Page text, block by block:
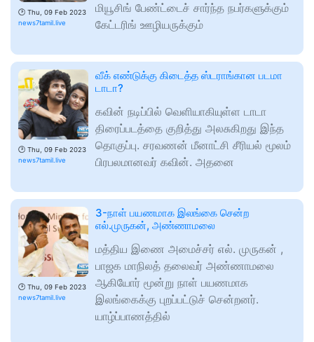
🕑 Thu, 09 Feb 2023
news7tamil.live
மியூசிங் பேண்ட்டைச் சார்ந்த நபர்களுக்கும்
கேட்டரிங் ஊழியருக்கும்
🕑 Thu, 09 Feb 2023
news7tamil.live
வீக் எண்டுக்கு கிடைத்த ஸ்டராங்கான படமா
டாடா?
கவின் நடிப்பில் வெளியாகியுள்ள டாடா
திரைப்படத்தை குறித்து அலசுகிறது இந்த
தொகுப்பு. சரவணன் மீனாட்சி சீரியல் மூலம்
பிரபலமானவர் கவின். அதனை
🕑 Thu, 09 Feb 2023
news7tamil.live
3-நாள் பயணமாக இலங்கை சென்ற
எல்.முருகன், அண்ணாமலை
மத்திய இணை அமைச்சர் எல். முருகன் ,
பாஜக மாநிலத் தலைவர் அண்ணாமலை
ஆகியோர் மூன்று நாள் பயணமாக
இலங்கைக்கு புறப்பட்டுச் சென்றனர்.
யாழ்ப்பாணத்தில்